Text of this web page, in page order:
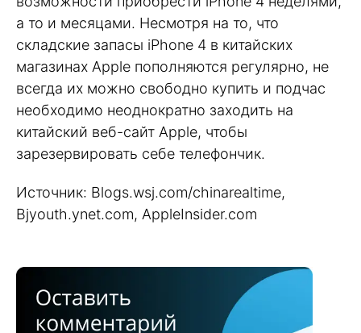
а то и месяцами. Несмотря на то, что
складские запасы iPhone 4 в китайских
магазинах Apple пополняются регулярно, не
всегда их можно свободно купить и подчас
необходимо неоднократно заходить на
китайский веб-сайт Apple, чтобы
зарезервировать себе телефончик.
Источник: Blogs.wsj.com/chinarealtime,
Bjyouth.ynet.com, AppleInsider.com